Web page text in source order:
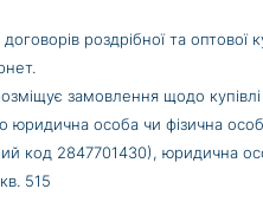
роздрібної та оптової
замовлення щодо
юридична особа чи фізична
код 2847701430), юридична
515